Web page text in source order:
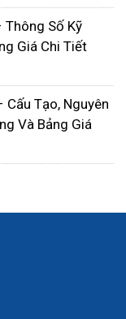
nay để được
gửi báo giá
răng ăn
Thông Số Kỹ
Giá Chi Tiết
Cấu Tạo, Nguyên
Và Bảng Giá